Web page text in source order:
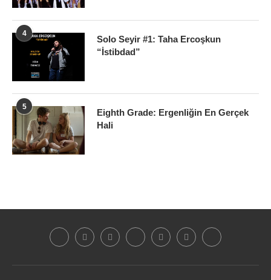
4
Solo Seyir #1: Taha Ercoşkun
“İstibdad”
5
Eighth Grade: Ergenliğin En Gerçek
Hali